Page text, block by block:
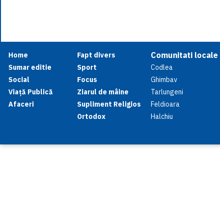
Home
Sumar editie
Social
Viață Publică
Afaceri
Fapt divers
Sport
Focus
Ziarul de mâine
Supliment Religios
Ortodox
Comunitati locale
Codlea
Ghimbav
Tarlungeni
Feldioara
Halchiu